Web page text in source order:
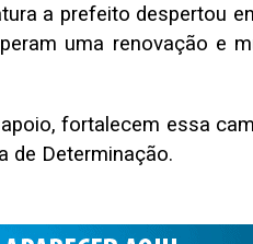
a prefeito despertou
uma renovação e
fortalecem essa
de Determinação.